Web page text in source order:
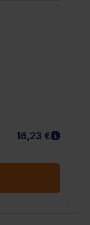
savoir plus
16,23 € En